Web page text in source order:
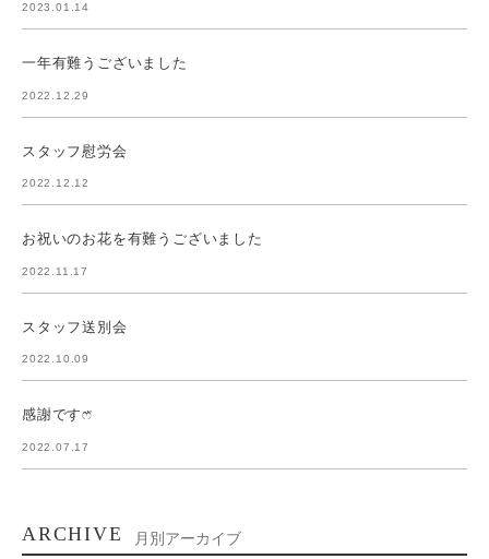
2023.01.14
一年有難うございました
2022.12.29
スタッフ慰労会
2022.12.12
お祝いのお花を有難うございました
2022.11.17
スタッフ送別会
2022.10.09
感謝ですෆ̈
2022.07.17
ARCHIVE 月別アーカイブ